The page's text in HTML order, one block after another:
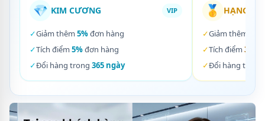
💎 KIM CƯƠNG VIP
✓Giảm thêm 5%đơn hàng
✓Tích điểm 5%đơn hàng
✓Đổi hàng trong 365 ngày
🥇 HẠNG
✓Giảm thêm
✓Tích điểm 3%
✓Đổi hàng trong